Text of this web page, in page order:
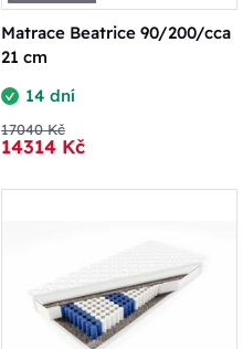
Matrace Beatrice 90/200/cca
21 cm
14 dní
17040 Kč
14314 Kč